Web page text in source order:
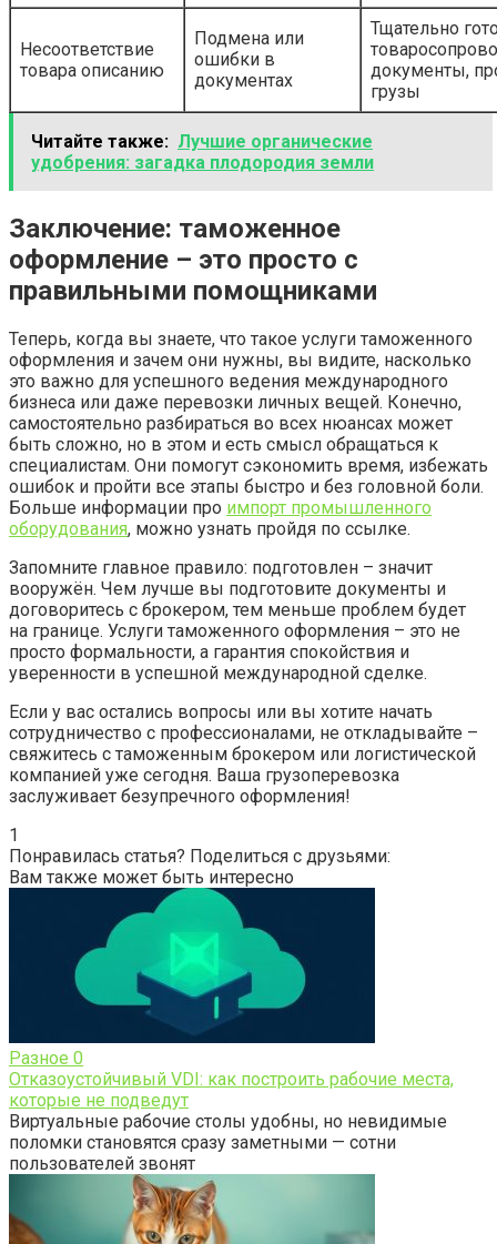
Несоответствие
товара описанию
Подмена или
ошибки в
документах
Тщательно
документы,
грузы
Читайте также: Лучшие органические
удобрения: загадка плодородия земли
Заключение: таможенное
оформление – это просто с
правильными помощниками
Теперь, когда вы знаете, что такое услуги таможенного
оформления и зачем они нужны, вы видите, насколько
это важно для успешного ведения международного
бизнеса или даже перевозки личных вещей. Конечно,
самостоятельно разбираться во всех нюансах может
быть сложно, но в этом и есть смысл обращаться к
специалистам. Они помогут сэкономить время, избежать
ошибок и пройти все этапы быстро и без головной боли.
Больше информации про импорт промышленного
оборудования, можно узнать пройдя по ссылке.
Запомните главное правило: подготовлен – значит
вооружён. Чем лучше вы подготовите документы и
договоритесь с брокером, тем меньше проблем будет
на границе. Услуги таможенного оформления – это не
просто формальности, а гарантия спокойствия и
уверенности в успешной международной сделке.
Если у вас остались вопросы или вы хотите начать
сотрудничество с профессионалами, не откладывайте –
свяжитесь с таможенным брокером или логистической
компанией уже сегодня. Ваша грузоперевозка
заслуживает безупречного оформления!
1
Понравилась статья? Поделиться с друзьями:
Вам также может быть интересно
Разное 0
Отказоустойчивый VDI: как построить рабочие места,
которые не подведут
Виртуальные рабочие столы удобны, но невидимые
поломки становятся сразу заметными — сотни
пользователей звонят